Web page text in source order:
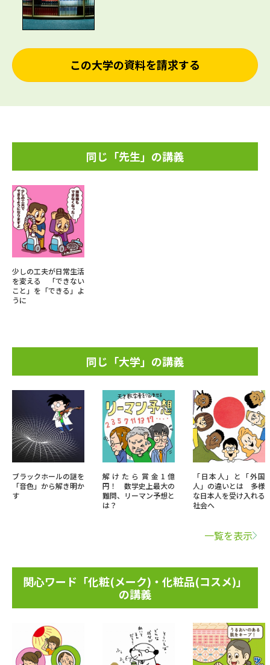
この大学の資料を請求する
同じ「先生」の講義
少しの工夫が日常生活
を変える 「できない
こと」を「できる」よ
うに
同じ「大学」の講義
ブラックホールの謎を
「音色」から解き明か
す
解けたら賞金1億
円！ 数学史上最大の
難問、リーマン予想と
は？
「日本人」と「外国
人」の違いとは 多様
な日本人を受け入れる
社会へ
一覧を表示
関心ワード「化粧(メーク)・化粧品(コスメ)」
の講義